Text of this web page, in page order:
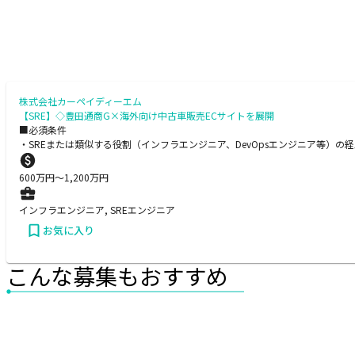
株式会社カーペイディーエム
【SRE】◇豊田通商G×海外向け中古車販売ECサイトを展開
■必須条件
・SREまたは類似する役割（インフラエンジニア、DevOpsエンジニア等）の
600万円〜1,200万円
インフラエンジニア, SREエンジニア
お気に入り
こんな募集もおすすめ